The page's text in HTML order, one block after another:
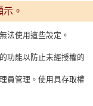
。
法使用這些設定。
功能以防止未經授權的
員管理。使用具存取權